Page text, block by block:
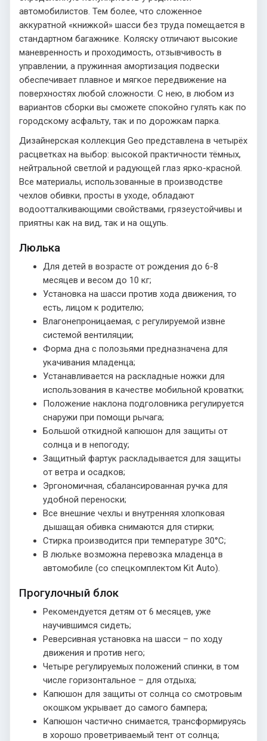
автомобилистов. Тем более, что сложенное
аккуратной «книжкой» шасси без труда помещается в
стандартном багажнике. Коляску отличают высокие
маневренность и проходимость, отзывчивость в
управлении, а пружинная амортизация подвески
обеспечивает плавное и мягкое передвижение на
поверхностях любой сложности. С нею, в любом из
вариантов сборки вы сможете спокойно гулять как по
городскому асфальту, так и по дорожкам парка.
Дизайнерская коллекция Geo представлена в четырёх
расцветках на выбор: высокой практичности тёмных,
нейтральной светлой и радующей глаз ярко-красной.
Все материалы, использованные в производстве
чехлов обивки, просты в уходе, обладают
водоотталкивающими свойствами, грязеустойчивы и
приятны как на вид, так и на ощупь.
Люлька
Для детей в возрасте от рождения до 6-8
месяцев и весом до 10 кг;
Установка на шасси против хода движения, то
есть, лицом к родителю;
Влагонепроницаемая, с регулируемой извне
системой вентиляции;
Форма дна с полозьями предназначена для
укачивания младенца;
Устанавливается на раскладные ножки для
использования в качестве мобильной кроватки;
Положение наклона подголовника регулируется
снаружи при помощи рычага;
Большой откидной капюшон для защиты от
солнца и в непогоду;
Защитный фартук раскладывается для защиты
от ветра и осадков;
Эргономичная, сбалансированная ручка для
удобной переноски;
Все внешние чехлы и внутренняя хлопковая
дышащая обивка снимаются для стирки;
Стирка производится при температуре 30°С;
В люльке возможна перевозка младенца в
автомобиле (со спецкомплектом Kit Auto).
Прогулочный блок
Рекомендуется детям от 6 месяцев, уже
научившимся сидеть;
Реверсивная установка на шасси – по ходу
движения и против него;
Четыре регулируемых положений спинки, в том
числе горизонтальное – для отдыха;
Капюшон для защиты от солнца со смотровым
окошком укрывает до самого бампера;
Капюшон частично снимается, трансформируясь
в хорошо проветриваемый тент от солнца;